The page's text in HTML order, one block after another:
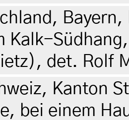
Kalk-
det. Rolf
Kanton
bei einem